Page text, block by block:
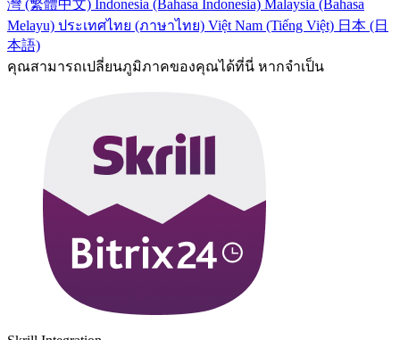
灣 (繁體中文) Indonesia (Bahasa Indonesia) Malaysia (Bahasa
Melayu) ประเทศไทย (ภาษาไทย) Việt Nam (Tiếng Việt) 日本 (日
本語)
คุณสามารถเปลี่ยนภูมิภาคของคุณได้ที่นี่ หากจำเป็น